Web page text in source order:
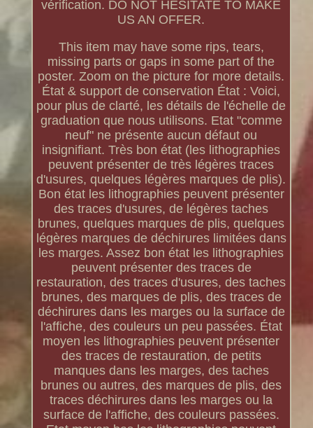
vérification. DO NOT HESITATE TO MAKE
US AN OFFER.
This item may have some rips, tears,
missing parts or gaps in some part of the
poster. Zoom on the picture for more details.
État & support de conservation État : Voici,
pour plus de clarté, les détails de l'échelle de
graduation que nous utilisons. Etat "comme
neuf" ne présente aucun défaut ou
insignifiant. Très bon état (les lithographies
peuvent présenter de très légères traces
d'usures, quelques légères marques de plis).
Bon état les lithographies peuvent présenter
des traces d'usures, de légères taches
brunes, quelques marques de plis, quelques
légères marques de déchirures limitées dans
les marges. Assez bon état les lithographies
peuvent présenter des traces de
restauration, des traces d'usures, des taches
brunes, des marques de plis, des traces de
déchirures dans les marges ou la surface de
l'affiche, des couleurs un peu passées. État
moyen les lithographies peuvent présenter
des traces de restauration, de petits
manques dans les marges, des taches
brunes ou autres, des marques de plis, des
traces déchirures dans les marges ou la
surface de l'affiche, des couleurs passées.